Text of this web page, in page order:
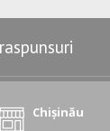
Chișinău